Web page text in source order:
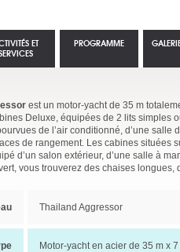
est un motor-yacht de 35 m
Deluxe, équipées de 2 lits simples
de l’air conditionné, d’une
de rangement. Les cabines situées
d’un salon extérieur, d’une salle à
vous trouverez des chaises longues,
Thailand Aggressor
Motor-yacht en acier de 35 m x
ET
PROGRAMME